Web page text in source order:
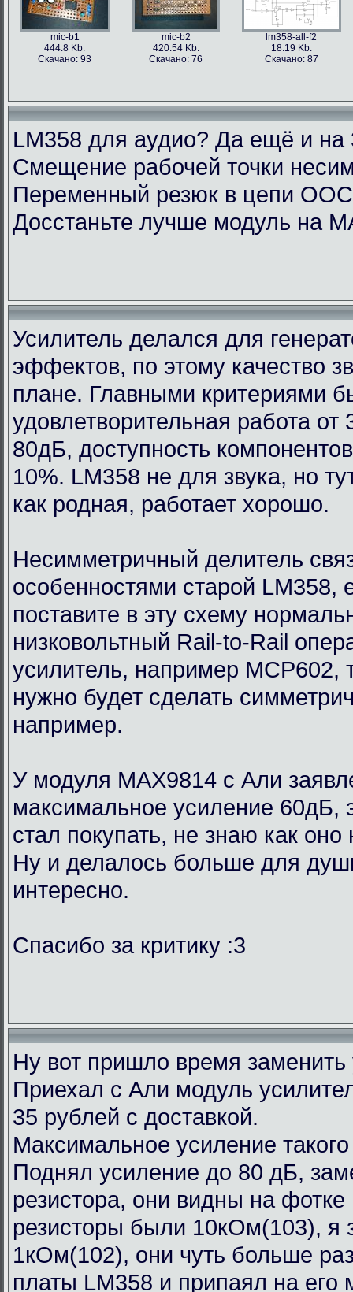
mic-b1
444.8 Kb.
Скачано: 93
mic-b2
420.54 Kb.
Скачано: 76
lm358-all-f2
18.19 Kb.
Скачано: 87
LM358 для аудио? Да ещё и на
Смещение рабочей точки
Переменный резюк в цепи
Досстаньте лучше модуль на
Усилитель делался для
эффектов, по этому качество
плане. Главными критериями
удовлетворительная работа
80дБ, доступность
10%. LM358 не для звука, но
как родная, работает хорошо.
Несимметричный делитель
особенностями старой LM358,
поставите в эту схему
низковольтный Rail-to-Rail
усилитель, например MCP602,
нужно будет сделать
например.
У модуля MAX9814 с Али
максимальное усиление 60дБ,
стал покупать, не знаю как
Ну и делалось больше для
интересно.
Спасибо за критику :3
Ну вот пришло время
Приехал с Али модуль
35 рублей с доставкой.
Максимальное усиление
Поднял усиление до 80 дБ,
резистора, они видны на
резисторы были 10кОм(103), я
1кОм(102), они чуть больше
платы LM358 и припаял на его